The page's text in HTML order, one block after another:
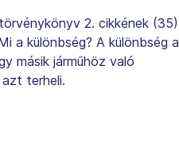
2. cikkének (35)
a különbség? A különbség a
másik járműhöz való
terheli.